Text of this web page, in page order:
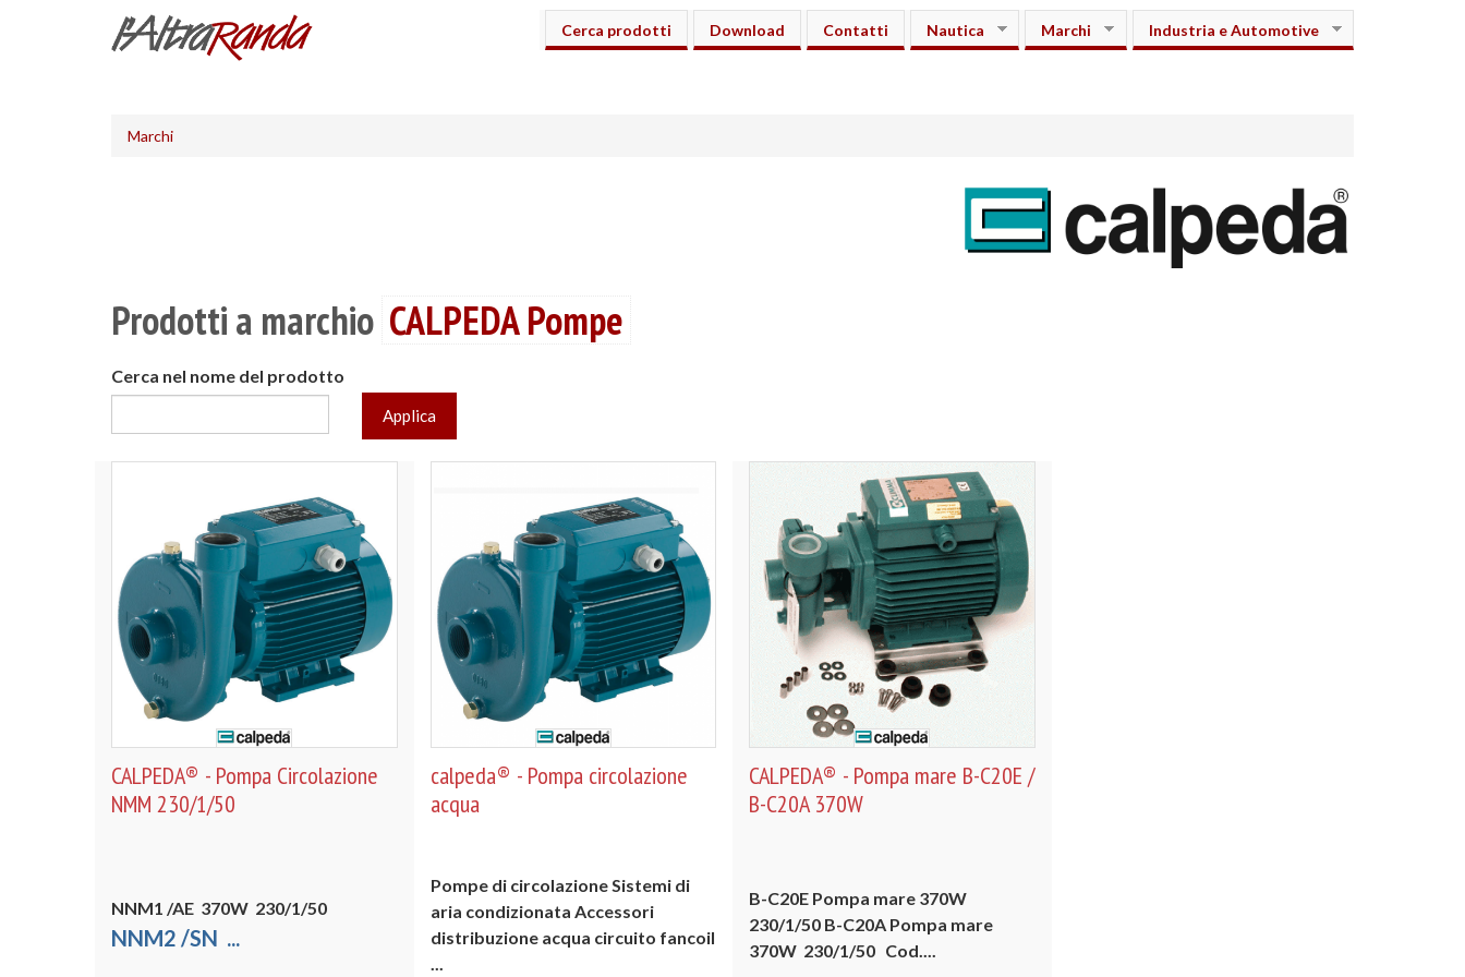
Cerca prodotti Download Contatti Nautica Marchi Industria e Automotive
Marchi
Prodotti a marchio CALPEDA Pompe
Cerca nel nome del prodotto
Applica
CALPEDA® - Pompa Circolazione
NMM 230/1/50
NNM1 /AE 370W 230/1/50
NNM2 /SN ...
calpeda® - Pompa circolazione
acqua
Pompe di circolazioneSistemi di
aria condizionata Accessori
distribuzione acqua circuito fancoil
...
CALPEDA® - Pompa mare B-C20E /
B-C20A 370W
B-C20E Pompa mare 370W
230/1/50 B-C20A Pompa mare
370W 230/1/50 Cod....